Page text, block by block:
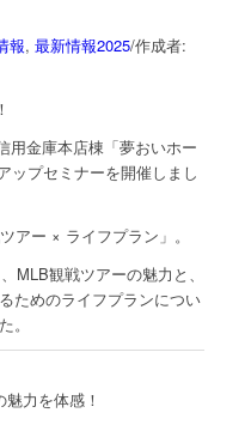
報, 最新情報2025/作成者:
用金庫本店棟「夢おいホー
ップセミナーを開催しまし
アー × ライフプラン」。
MLB観戦ツアーの魅力と、
ためのライフプランについ
。
力を体感！